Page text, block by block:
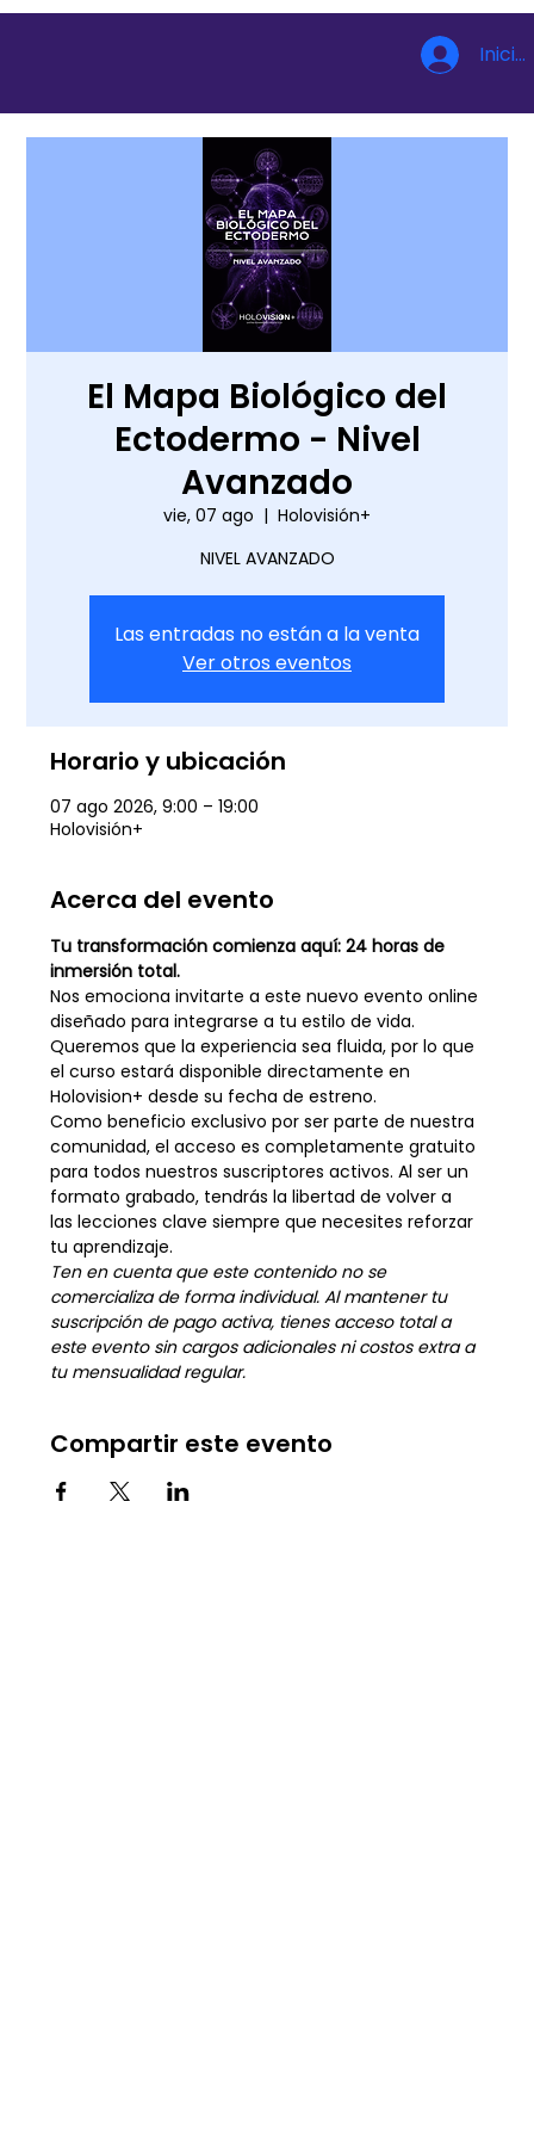
El Mapa Biológico del
Ectodermo - Nivel
Avanzado
vie, 07 ago
  |
Holovisión+
NIVEL AVANZADO
Las entradas no están a la venta
Ver otros eventos
Horario y ubicación
07 ago 2026, 9:00 – 19:00
Holovisión+
Acerca del evento
Tu transformación comienza aquí: 24 horas de
inmersión total.
Nos emociona invitarte a este nuevo evento online
diseñado para integrarse a tu estilo de vida.
Queremos que la experiencia sea fluida, por lo que
el curso estará disponible directamente en
Holovision+ desde su fecha de estreno.
Como beneficio exclusivo por ser parte de nuestra
comunidad, el acceso es completamente gratuito
para todos nuestros suscriptores activos. Al ser un
formato grabado, tendrás la libertad de volver a
las lecciones clave siempre que necesites reforzar
tu aprendizaje.
Ten en cuenta que este contenido no se
comercializa de forma individual. Al mantener tu
suscripción de pago activa, tienes acceso total a
este evento sin cargos adicionales ni costos extra a
tu mensualidad regular.
Compartir este evento